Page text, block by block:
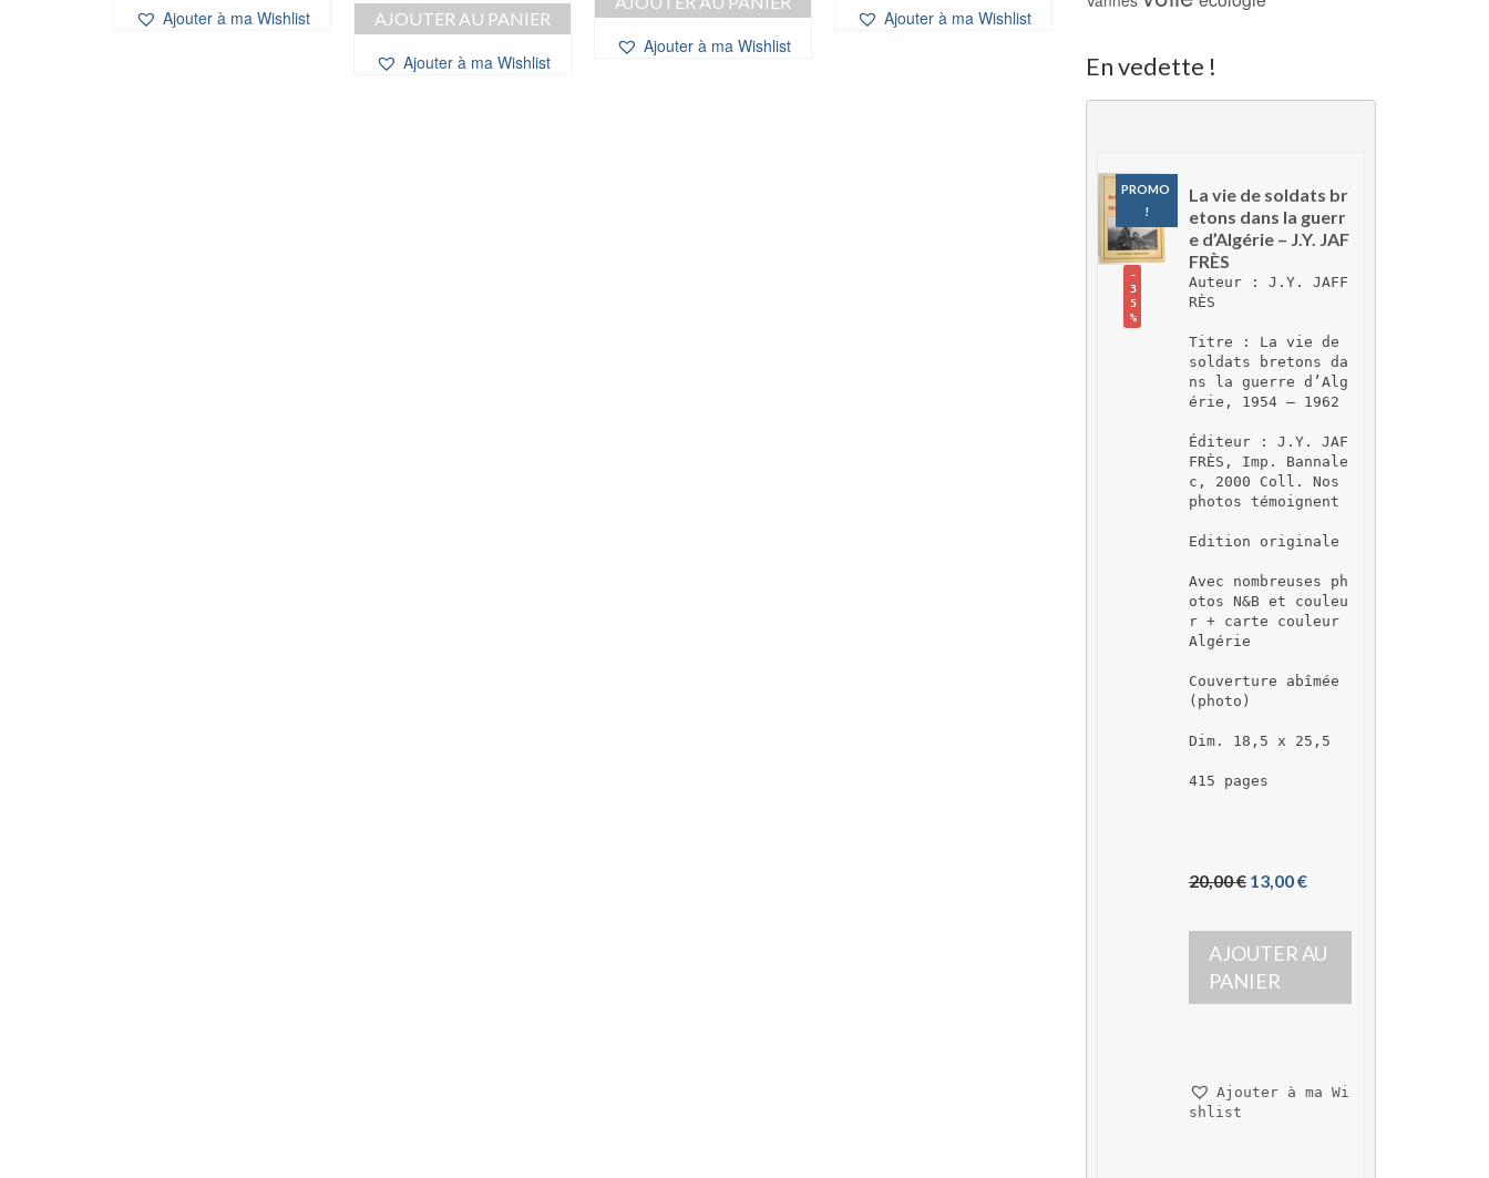
Ajouter à ma Wishlist
AJOUTER AU PANIER
Ajouter à ma Wishlist
initial
30,00 €.
actuel
25,00 €.
Ajouter à ma Wishlist
Ajouter à ma Wishlist
était : est :
En vedette !
PROMO
!
-
3
5
%
La vie de soldats br
etons dans la guerr
e d’Algérie – J.Y. JAF
FRÈS
Auteur : J.Y. JAFF
RÈS
Titre : La vie de
soldats bretons da
ns la guerre d’Alg
érie, 1954 – 1962
Éditeur : J.Y. JAF
FRÈS, Imp. Bannale
c, 2000 Coll. Nos
photos témoignent
Edition originale
Avec nombreuses ph
otos N&B et couleu
r + carte couleur
Algérie
Couverture abîmée
(photo)
Dim. 18,5 x 25,5
415 pages
20,00 € L
p
r
i
x
t
13,00 €L
p
r
x
u
AJOUTER AU
PANIER
Ajouter à ma Wi
shlist